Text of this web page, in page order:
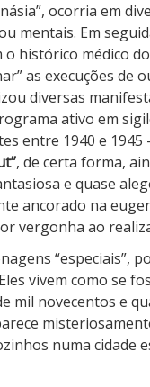
ocorria em
mentais. Em
histórico médico
as execuções de
diversas
ativo em
entre 1940 e 1945
, de certa forma,
e quase
ancorado na
vergonha ao
“especiais”,
vivem como se
mil novecentos e
numa cidade